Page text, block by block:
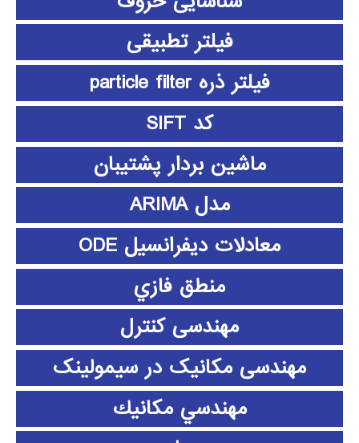
فیلتر تطبیقی
فیلتر ذره particle filter
کد SIFT
ماشین بردار پشتیبان
مدل ARIMA
معادلات دیفرانسیل ODE
منطق فازي
مهندسی کنترل
مهندسی مکانیک در سیمولینک
مهندسي مكانيك